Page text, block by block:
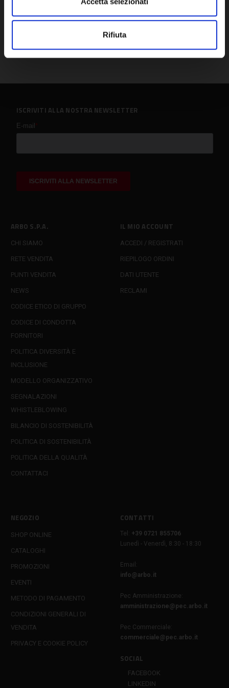
Rifiuta
ARBO S.P.A.
CHI SIAMO
RETE VENDITA
PUNTI VENDITA
NEWS
CODICE ETICO DI GRUPPO
CODICE DI CONDOTTA
FORNITORI
POLITICA DIVERSITÀ E
INCLUSIONE
MODELLO ORGANIZZATIVO
SEGNALAZIONI
WHISTLEBLOWING
BILANCIO DI SOSTENIBILITÀ
POLITICA DI SOSTENIBILITÀ
POLITICA DELLA QUALITÀ
CONTATTACI
IL MIO ACCOUNT
ACCEDI / REGISTRATI
RIEPILOGO ORDINI
DATI UTENTE
RECLAMI
NEGOZIO
SHOP ONLINE
CATALOGHI
PROMOZIONI
EVENTI
METODO DI PAGAMENTO
CONDIZIONI GENERALI DI
VENDITA
PRIVACY E COOKIE POLICY
CONTATTI
Tel:
+39 0721 855706
Lunedì - Venerdì, 8:30 - 18:30
Email:
info@arbo.it
Pec Amministrazione:
amministrazione@pec.arbo.it
Pec Commerciale:
commerciale@pec.arbo.it
SOCIAL
FACEBOOK
LINKEDIN
ISCRIVITI ALLA NOSTRA NEWSLETTER